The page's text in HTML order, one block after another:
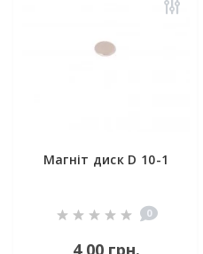
Магніт диск D 10-1
0
4,00 грн.